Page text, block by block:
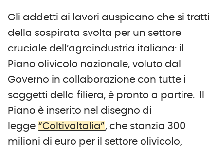
Gli addetti ai lavori auspicano che si tratti
della sospirata svolta per un settore
cruciale dell’agroindustria italiana: il
Piano olivicolo nazionale, voluto dal
Governo in collaborazione con tutte i
soggetti della filiera, è pronto a partire. Il
Piano è inserito nel disegno di
legge “ColtivaItalia”, che stanzia 300
milioni di euro per il settore olivicolo,